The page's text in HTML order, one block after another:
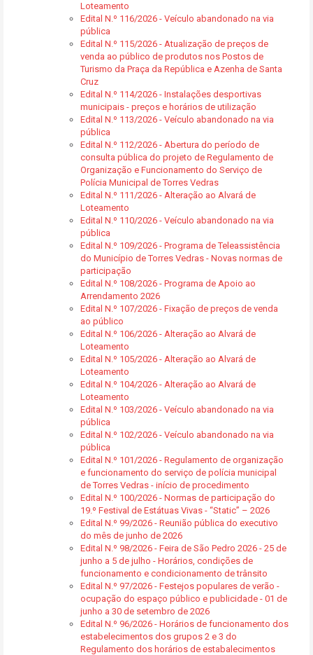
Loteamento
Edital N.º 116/2026 - Veículo abandonado na via
pública
Edital N.º 115/2026 - Atualização de preços de
venda ao público de produtos nos Postos de
Turismo da Praça da República e Azenha de Santa
Cruz
Edital N.º 114/2026 - Instalações desportivas
municipais - preços e horários de utilização
Edital N.º 113/2026 - Veículo abandonado na via
pública
Edital N.º 112/2026 - Abertura do período de
consulta pública do projeto de Regulamento de
Organização e Funcionamento do Serviço de
Polícia Municipal de Torres Vedras
Edital N.º 111/2026 - Alteração ao Alvará de
Loteamento
Edital N.º 110/2026 - Veículo abandonado na via
pública
Edital N.º 109/2026 - Programa de Teleassistência
do Município de Torres Vedras - Novas normas de
participação
Edital N.º 108/2026 - Programa de Apoio ao
Arrendamento 2026
Edital N.º 107/2026 - Fixação de preços de venda
ao público
Edital N.º 106/2026 - Alteração ao Alvará de
Loteamento
Edital N.º 105/2026 - Alteração ao Alvará de
Loteamento
Edital N.º 104/2026 - Alteração ao Alvará de
Loteamento
Edital N.º 103/2026 - Veículo abandonado na via
pública
Edital N.º 102/2026 - Veículo abandonado na via
pública
Edital N.º 101/2026 - Regulamento de organização
e funcionamento do serviço de polícia municipal
de Torres Vedras - início de procedimento
Edital N.º 100/2026 - Normas de participação do
19.º Festival de Estátuas Vivas - “Static” – 2026
Edital N.º 99/2026 - Reunião pública do executivo
do mês de junho de 2026
Edital N.º 98/2026 - Feira de São Pedro 2026 - 25 de
junho a 5 de julho - Horários, condições de
funcionamento e condicionamento de trânsito
Edital N.º 97/2026 - Festejos populares de verão -
ocupação do espaço público e publicidade - 01 de
junho a 30 de setembro de 2026
Edital N.º 96/2026 - Horários de funcionamento dos
estabelecimentos dos grupos 2 e 3 do
Regulamento dos horários de estabalecimentos